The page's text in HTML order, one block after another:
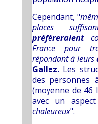
Cependant, "
places
préféreraient
France pour
répondant à leurs
Gallez. Les
des personnes
(moyenne de 46
avec un
chaleureux".